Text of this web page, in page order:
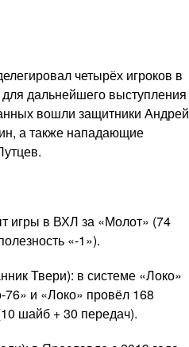
четырёх игроков в
дальнейшего выступления
вошли защитники Андрей
а также нападающие
игры в ВХЛ за «Молот» (74
«-1»).
Твери): в системе «Локо»
и «Локо» провёл 168
шайб + 30 передач).